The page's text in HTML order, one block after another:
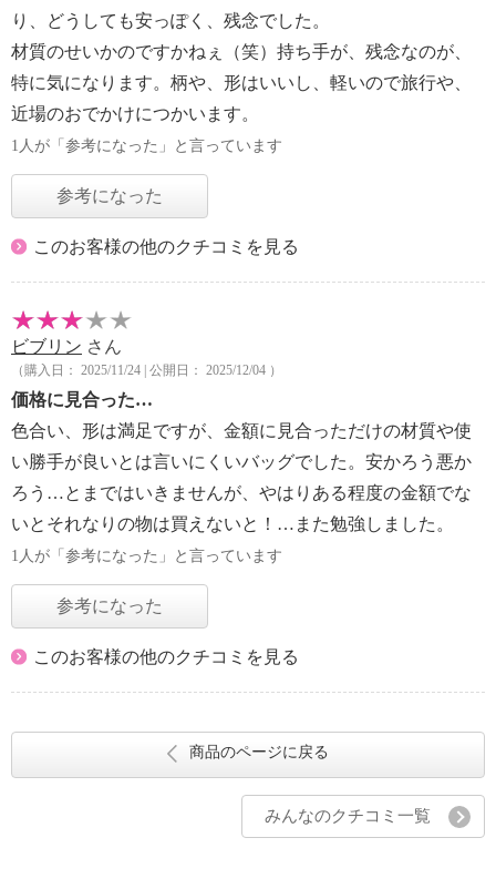
り、どうしても安っぽく、残念でした。
材質のせいかのですかねぇ（笑）持ち手が、残念なのが、
特に気になります。柄や、形はいいし、軽いので旅行や、
近場のおでかけにつかいます。
1人が「参考になった」と言っています
参考になった
このお客様の他のクチコミを見る
ビブリン さん
（購入日： 2025/11/24 | 公開日： 2025/12/04 ）
価格に見合った…
色合い、形は満足ですが、金額に見合っただけの材質や使
い勝手が良いとは言いにくいバッグでした。安かろう悪か
ろう…とまではいきませんが、やはりある程度の金額でな
いとそれなりの物は買えないと！…また勉強しました。
1人が「参考になった」と言っています
参考になった
このお客様の他のクチコミを見る
商品のページに戻る
みんなのクチコミ一覧